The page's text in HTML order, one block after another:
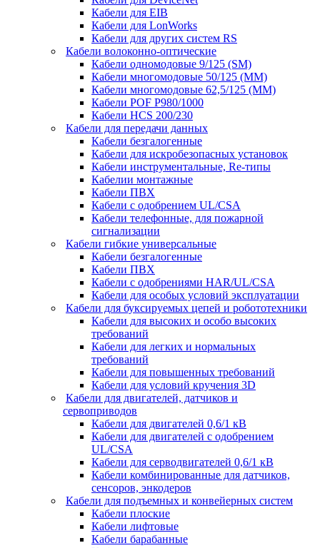
Кабели для EIB
Кабели для LonWorks
Кабели для других систем RS
Кабели волоконно-оптические
Кабели одномодовые 9/125 (SM)
Кабели многомодовые 50/125 (ММ)
Кабели многомодовые 62,5/125 (ММ)
Кабели POF P980/1000
Кабели HCS 200/230
Кабели для передачи данных
Кабели безгалогенные
Кабели для искробезопасных установок
Кабели инструментальные, Re-типы
Кабелии монтажные
Кабели ПВХ
Кабели с одобрением UL/CSA
Кабели телефонные, для пожарной
сигнализации
Кабели гибкие универсальные
Кабели безгалогенные
Кабели ПВХ
Кабели с одобрениями HAR/UL/CSA
Кабели для особых условий эксплуатации
Кабели для буксируемых цепей и робототехники
Кабели для высоких и особо высоких
требований
Кабели для легких и нормальных
требований
Кабели для повышенных требований
Кабели для условий кручения 3D
Кабели для двигателей, датчиков и
сервоприводов
Кабели для двигателей 0,6/1 кВ
Кабели для двигателей с одобрением
UL/CSA
Кабели для серводвигателей 0,6/1 кВ
Кабели комбинированные для датчиков,
cенсоров, энкодеров
Кабели для подъемных и конвейерных систем
Кабели плоские
Кабели лифтовые
Кабели барабанные